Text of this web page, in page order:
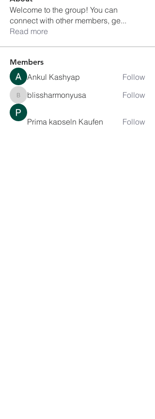
Welcome to the group! You can
connect with other members, ge...
Read more
Members
Ankul Kashyap Follow
blissharmonyusa
blissharmonyusa Follow
Prima kapseln Kaufen Follow